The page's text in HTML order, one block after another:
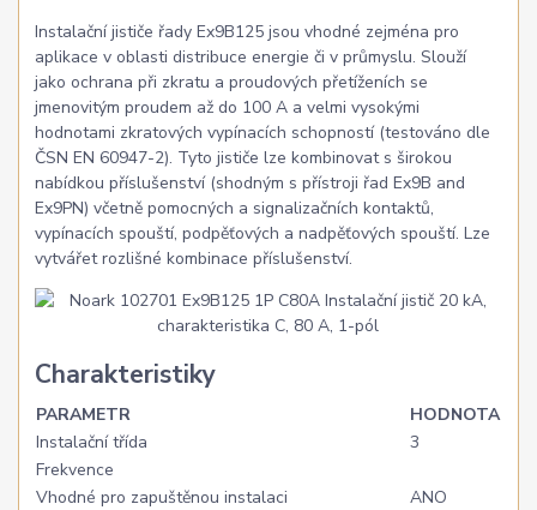
Instalační jističe řady Ex9B125 jsou vhodné zejména pro
aplikace v oblasti distribuce energie či v průmyslu. Slouží
jako ochrana při zkratu a proudových přetíženích se
jmenovitým proudem až do 100 A a velmi vysokými
hodnotami zkratových vypínacích schopností (testováno dle
ČSN EN 60947-2). Tyto jističe lze kombinovat s širokou
nabídkou příslušenství (shodným s přístroji řad Ex9B and
Ex9PN) včetně pomocných a signalizačních kontaktů,
vypínacích spouští, podpěťových a nadpěťových spouští. Lze
vytvářet rozlišné kombinace příslušenství.
Charakteristiky
PARAMETR
HODNOTA
Instalační třída
3
Frekvence
Vhodné pro zapuštěnou instalaci
ANO